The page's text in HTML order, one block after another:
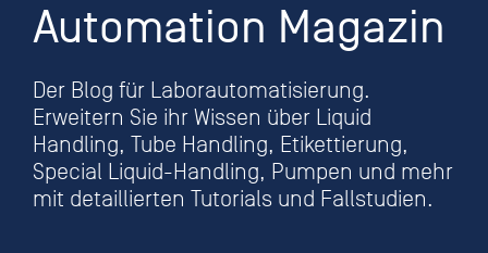
Automation Magazin
Der Blog für Laborautomatisierung.
Erweitern Sie ihr Wissen über Liquid
Handling, Tube Handling, Etikettierung,
Special Liquid-Handling, Pumpen und mehr
mit detaillierten Tutorials und Fallstudien.